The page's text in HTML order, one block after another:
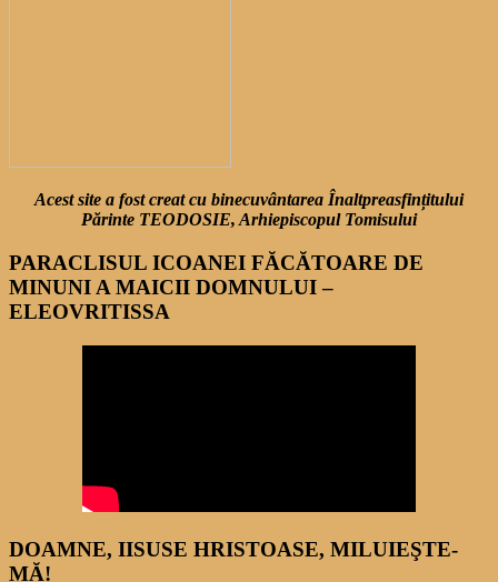
Acest site a fost creat cu binecuvântarea Înaltpreasfințitului
Părinte TEODOSIE, Arhiepiscopul Tomisului
PARACLISUL ICOANEI FĂCĂTOARE DE
MINUNI A MAICII DOMNULUI –
ELEOVRITISSA
DOAMNE, IISUSE HRISTOASE, MILUIEŞTE-
MĂ!